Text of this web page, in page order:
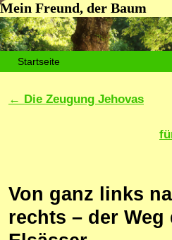
Mein Freund, der Baum
Startseite
Artikelnavigation
← Die Zeugung Jehovas
Von ganz links
rechts – der Weg